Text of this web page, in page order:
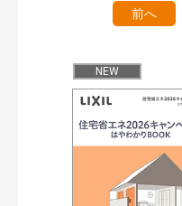
まずはここから（34）
リフォームおすすめ（53）
窓・シャッター（2）
インテリア建材（1）
前へ
NEW